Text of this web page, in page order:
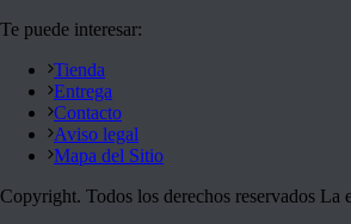
Te puede interesar:
Tienda
Entrega
Contacto
Aviso legal
Mapa del Sitio
Copyright. Todos los derechos reservados La